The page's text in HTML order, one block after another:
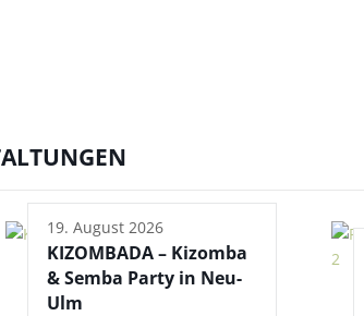
19. August 2026
KIZOMBADA – Kizomba
& Semba Party in Neu-
Ulm